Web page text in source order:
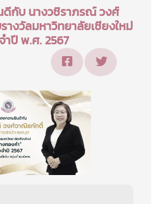
ดีกับ นางวชิราภรณ์ วงศ์
งวัลมหาวิทยาลัยเชียงใหม่
ำปี พ.ศ. 2567